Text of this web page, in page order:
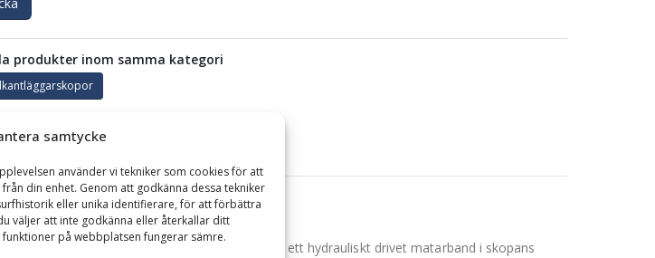
samtycke
använder vi tekniker som cookies för att
din enhet. Genom att godkänna dessa tekniker
eller unika identifierare, för att förbättra
väljer att inte godkänna eller återkallar ditt
på webbplatsen fungerar sämre.
produkter inom samma kategori
vikt 1400 kg
Skopans innehåll matas fram med hjälp av ett hydrauliskt drivet matarband i skopans